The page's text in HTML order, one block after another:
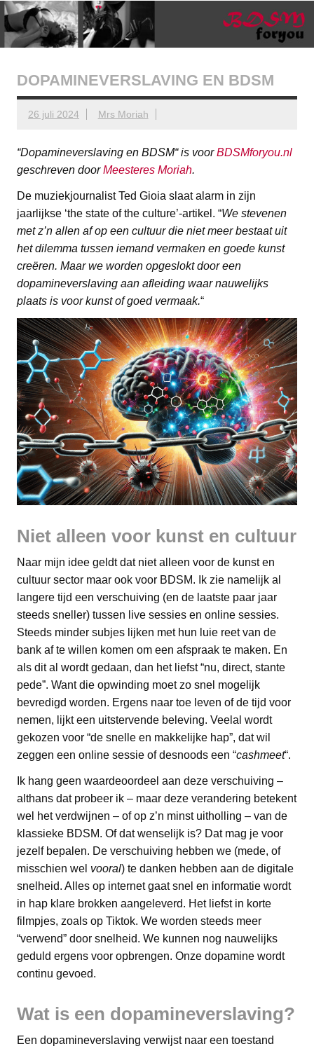
Ga
naar
de
inhoud
BDSMforyou
Informatief en inspirerend platform over BDSM en Femdom
DOPAMINEVERSLAVING EN BDSM
26 juli 2024 Mrs Moriah
“Dopamineverslaving en BDSM“ is voorBDSMforyou.nl
geschreven doorMeesteres Moriah.
De muziekjournalist Ted Gioia slaat alarm in zijn
jaarlijkse ‘the state of the culture’-artikel. “We stevenen
met z’n allen af op een cultuur die niet meer bestaat uit
het dilemma tussen iemand vermaken en goede kunst
creëren. Maar we worden opgeslokt door een
dopamineverslaving aan afleiding waar nauwelijks
plaats is voor kunst of goed vermaak.“
Niet alleen voor kunst en cultuur
Naar mijn idee geldt dat niet alleen voor de kunst en
cultuur sector maar ook voor BDSM. Ik zie namelijk al
langere tijd een verschuiving (en de laatste paar jaar
steeds sneller) tussen live sessies en online sessies.
Steeds minder subjes lijken met hun luie reet van de
bank af te willen komen om een afspraak te maken. En
als dit al wordt gedaan, dan het liefst “nu, direct, stante
pede”. Want die opwinding moet zo snel mogelijk
bevredigd worden. Ergens naar toe leven of de tijd voor
nemen, lijkt een uitstervende beleving. Veelal wordt
gekozen voor “de snelle en makkelijke hap”, dat wil
zeggen een online sessie of desnoods een “cashmeet“.
Ik hang geen waardeoordeel aan deze verschuiving –
althans dat probeer ik – maar deze verandering betekent
wel het verdwijnen – of op z’n minst uitholling – van de
klassieke BDSM. Of dat wenselijk is? Dat mag je voor
jezelf bepalen. De verschuiving hebben we (mede, of
misschien wel vooral) te danken hebben aan de digitale
snelheid. Alles op internet gaat snel en informatie wordt
in hap klare brokken aangeleverd. Het liefst in korte
filmpjes, zoals op Tiktok. We worden steeds meer
“verwend” door snelheid. We kunnen nog nauwelijks
geduld ergens voor opbrengen. Onze dopamine wordt
continu gevoed.
Wat is een dopamineverslaving?
Een dopamineverslaving verwijst naar een toestand